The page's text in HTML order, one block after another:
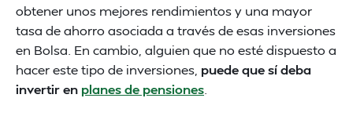
obtener unos mejores rendimientos y una mayor
tasa de ahorro asociada a través de esas inversiones
en Bolsa. En cambio, alguien que no esté dispuesto a
hacer este tipo de inversiones, puede que sí deba
invertir en planes de pensiones